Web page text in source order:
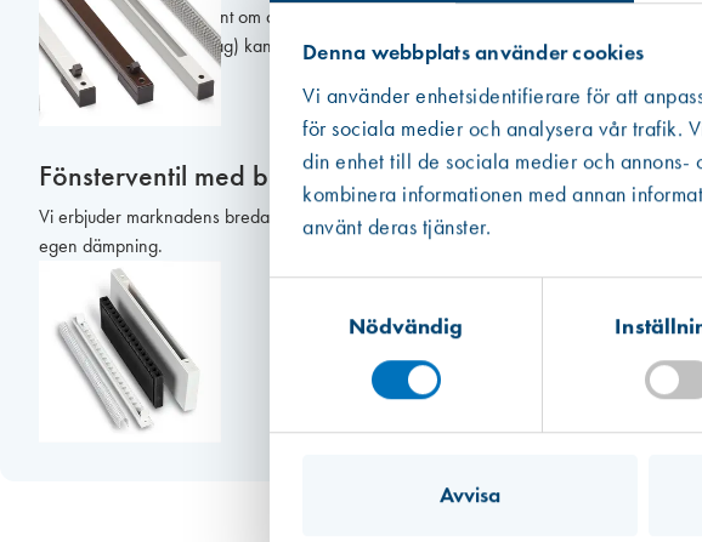
Denna webbplats använder cookies
Vi använder enhetsidentifierare för att
för sociala medier och analysera vår trafik.
din enhet till de sociala medier och annons-
kombinera informationen med annan
använt deras tjänster.
Nödvändig
Avvisa
fönsterbågarna i överkant om det är ett kopplat tvåglasfönster. För ett snyggt montage
(oftast i hus med självdrag) kan det hända att luften går baklänges ut genom ventilen.
Fönsterventil med bullerdämpning
Vi erbjuder marknadens bredaste sortiment av produkter som bullerdämpar din
egen dämpning.